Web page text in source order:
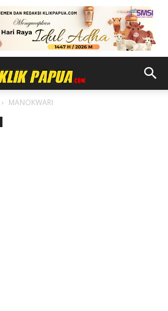
MANOKWARI